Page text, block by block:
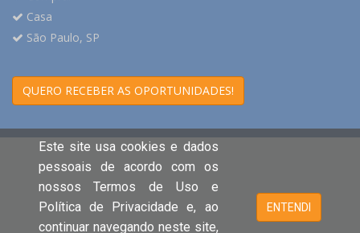
Casa
São Paulo, SP
QUERO RECEBER AS OPORTUNIDADES!
Este site usa cookies e dados
pessoais de acordo com os
nossos Termos de Uso e
Política de Privacidade e, ao
continuar navegando neste site,
ENTENDI